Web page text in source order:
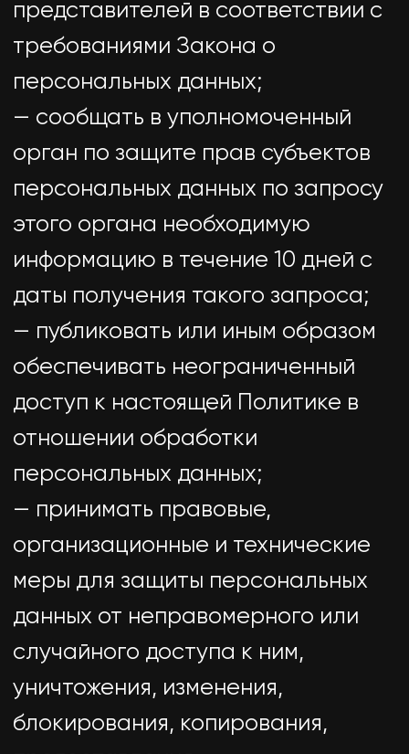
действия или бездействие
Оператора при обработке его
персональных данных;
— на осуществление иных прав,
предусмотренных
4.2. Субъекты персональных
данных обязаны:
— предоставлять Оператору
достоверные данные о себе;
— сообщать Оператору об
уточнении (обновлении,
данных.
4.3. Лица, передавшие Оператору
недостоверные сведения о себе,
либо сведения о другом субъекте
персональных данных без
согласия последнего, несут
законодательством РФ.
персональных данных
5.1. Обработка персональных
данных осуществляется на
5.2. Обработка персональных
данных ограничивается